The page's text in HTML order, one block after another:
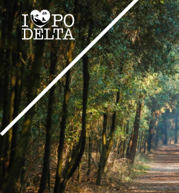
Delta del Po
Delta del Po